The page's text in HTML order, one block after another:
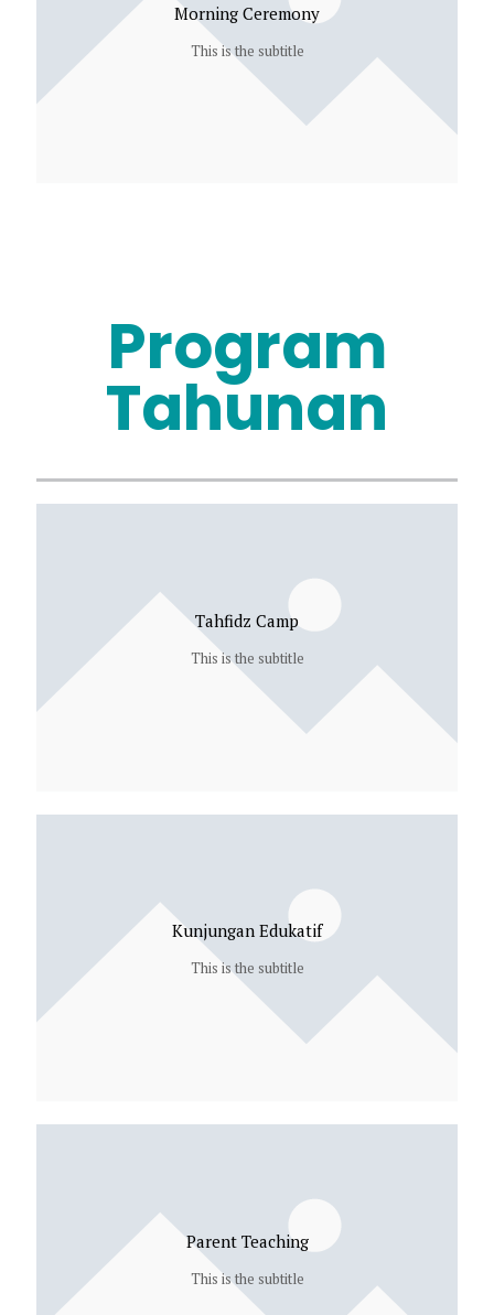
Morning Ceremony
This is the subtitle
Program
Tahunan
Tahfidz Camp
This is the subtitle
Kunjungan Edukatif
This is the subtitle
Parent Teaching
This is the subtitle